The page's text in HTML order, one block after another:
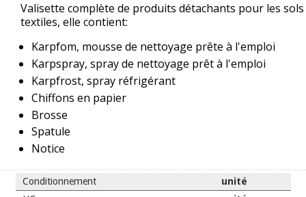
Valisette complète de produits détachants pour les sols
textiles, elle contient:
Karpfom, mousse de nettoyage prête à l'emploi
Karpspray, spray de nettoyage prêt à l'emploi
Karpfrost, spray réfrigérant
Chiffons en papier
Brosse
Spatule
Notice
Conditionnement
unité